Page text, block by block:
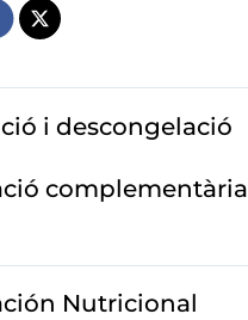
i descongelació
complementària
Nutricional